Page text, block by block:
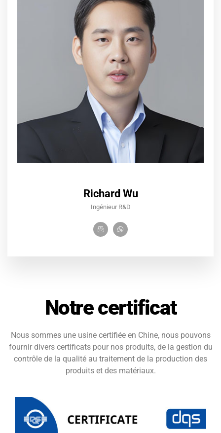
Richard Wu
Ingénieur R&D
Notre certificat
Nous sommes une usine certifiée en Chine, nous pouvons
fournir divers certificats pour nos produits, de la gestion du
contrôle de la qualité au traitement de la production des
produits et des matériaux.